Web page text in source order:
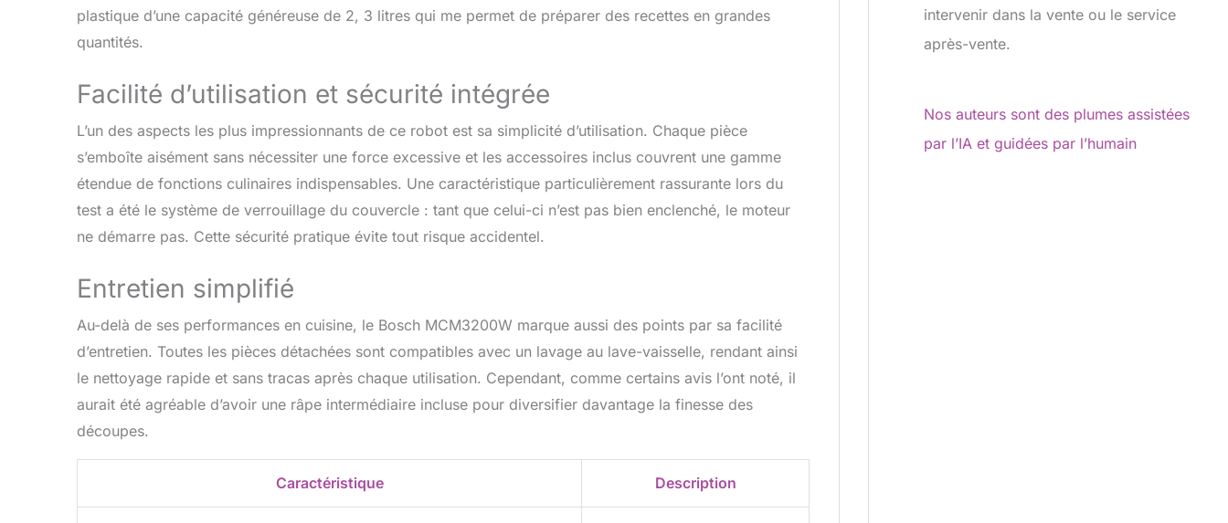
plastique d’une capacité généreuse de 2, 3 litres qui me permet de préparer des recettes en grandes
quantités.
Facilité d’utilisation et sécurité intégrée
L’un des aspects les plus impressionnants de ce robot est sa simplicité d’utilisation. Chaque pièce
s’emboîte aisément sans nécessiter une force excessive et les accessoires inclus couvrent une gamme
étendue de fonctions culinaires indispensables. Une caractéristique particulièrement rassurante lors du
test a été le système de verrouillage du couvercle : tant que celui-ci n’est pas bien enclenché, le moteur
ne démarre pas. Cette sécurité pratique évite tout risque accidentel.
Entretien simplifié
Au-delà de ses performances en cuisine, le Bosch MCM3200W marque aussi des points par sa facilité
d’entretien. Toutes les pièces détachées sont compatibles avec un lavage au lave-vaisselle, rendant ainsi
le nettoyage rapide et sans tracas après chaque utilisation. Cependant, comme certains avis l’ont noté, il
aurait été agréable d’avoir une râpe intermédiaire incluse pour diversifier davantage la finesse des
découpes.
Caractéristique Description
intervenir dans la vente ou le service
après-vente.
Nos auteurs sont des plumes assistées
par l’IA et guidées par l’humain